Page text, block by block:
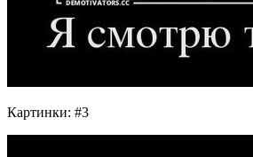
Картинки: #3